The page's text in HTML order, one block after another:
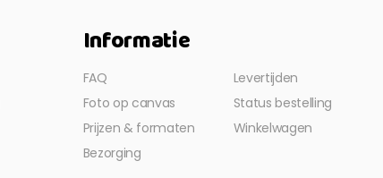
Informatie
FAQ
Foto op canvas
Prijzen & formaten
Bezorging
Levertijden
Status bestelling
Winkelwagen